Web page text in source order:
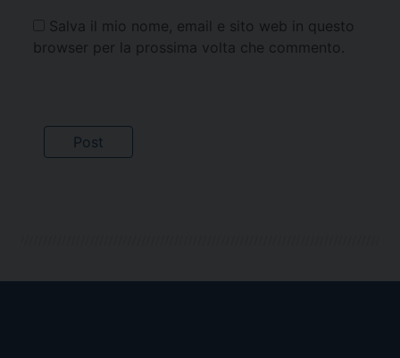
Salva il mio nome, email e sito web in questo
browser per la prossima volta che commento.